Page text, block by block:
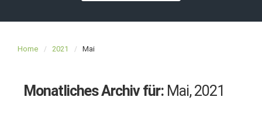
Home 2021 Mai
Monatliches Archiv für: Mai, 2021